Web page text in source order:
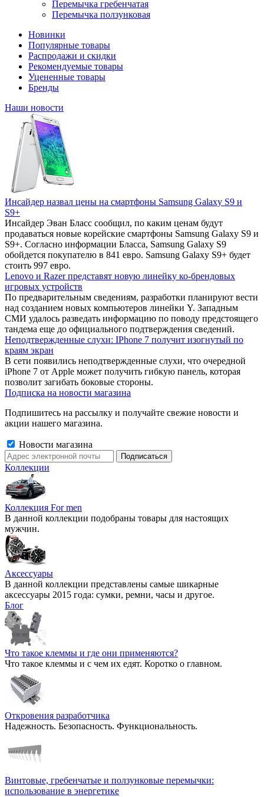
Перемычка гребенчатая
Перемычка ползунковая
Новинки
Популярные товары
Распродажи и скидки
Рекомендуемые товары
Уцененные товары
Бренды
Наши новости
Инсайдер назвал цены на смартфоны Samsung Galaxy S9 и
S9+
Инсайдер Эван Бласс сообщил, по каким ценам будут
продаваться новые корейские смартфоны Samsung Galaxy S9 и
S9+. Согласно информации Бласса, Samsung Galaxy S9
обойдется покупателю в 841 евро. Samsung Galaxy S9+ будет
стоить 997 евро.
Lenovo и Razer представят новую линейку ко-брендовых
игровых устройств
По предварительным сведениям, разработки планируют вести
над созданием новых компьютеров линейки Y. Западным
СМИ удалось разведать информацию по поводу предстоящего
тандема еще до официального подтверждения сведений.
Неподтвержденные слухи: IPhone 7 получит изогнутый по
краям экран
В сети появились неподтвержденные слухи, что очередной
iPhone 7 от Apple может получить гибкую панель, которая
позволит загибать боковые стороны.
Подписка на новости магазина
Подпишитесь на рассылку и получайте свежие новости и
акции нашего магазина.
Новости магазина
Коллекции
Коллекция For men
В данной коллекции подобраны товары для настоящих
мужчин.
Аксессуары
В данной коллекции представлены самые шикарные
аксессуары 2015 года: сумки, ремни, часы и другое.
Блог
Что такое клеммы и где они применяются?
Что такое клеммы и с чем их едят. Коротко о главном.
Откровения разработчика
Надежность. Безопасность. Функциональность.
Винтовые, гребенчатые и ползунковые перемычки:
использование в энергетике